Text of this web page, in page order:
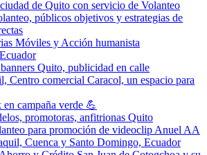
de Quito con servicio de Volanteo
públicos objetivos y estrategias de
Móviles y Acción humanista
Quito, publicidad en calle
Centro comercial Caracol, un espacio para
campaña verde 💪
promotoras, anfitrionas Quito
para promoción de videoclip Anuel AA
Cuenca y Santo Domingo, Ecuador